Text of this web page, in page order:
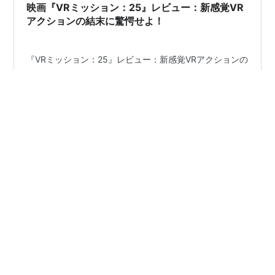
映画『VRミッション：25』レビュー：新感覚VR
アクションの結末に驚愕せよ！